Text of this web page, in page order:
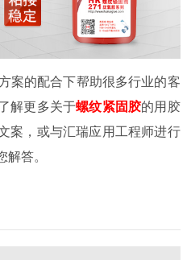
案的配合下帮助很多行业的客
解更多关于螺纹紧固胶的用胶
案，或与汇瑞应用工程师进行
答。